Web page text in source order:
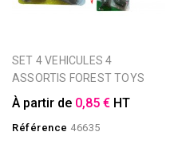
SET 4 VEHICULES 4
ASSORTIS FOREST TOYS
À partir de 0,85 € HT
Référence 46635